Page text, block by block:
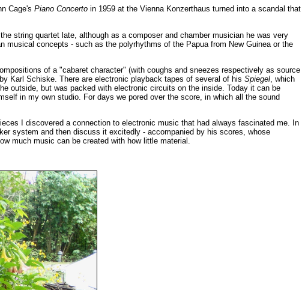
Cage's Piano Concerto in 1959 at the Vienna Konzerthaus turned into a scandal that
string quartet late, although as a composer and chamber musician he was very
musical concepts - such as the polyrhythms of the Papua from New Guinea or the
of a "cabaret character" (with coughs and sneezes respectively as source
Karl Schiske. There are electronic playback tapes of several of his Spiegel , which
outside, but was packed with electronic circuits on the inside. Today it can be
in my own studio. For days we pored over the score, in which all the sound
I discovered a connection to electronic music that had always fascinated me. In
system and then discuss it excitedly - accompanied by his scores, whose
much music can be created with how little material.